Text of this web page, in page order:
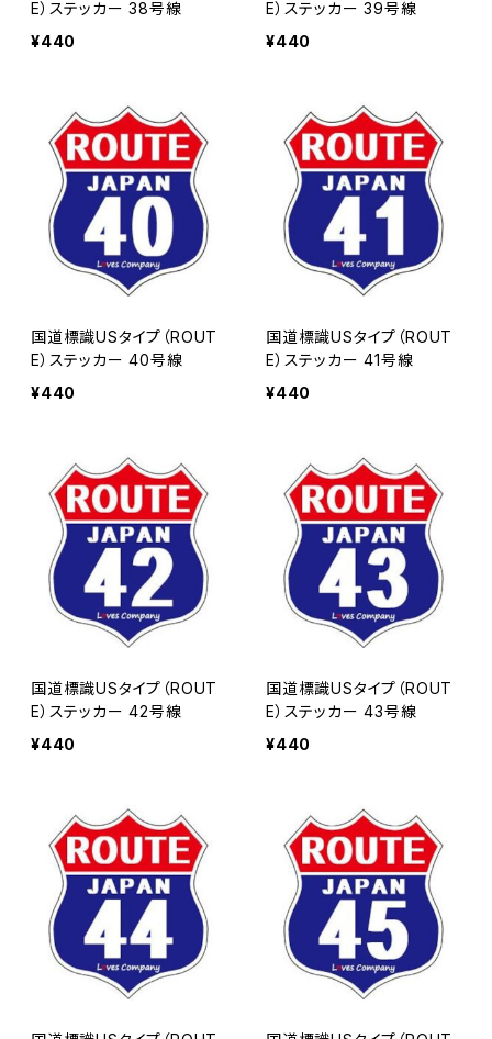
E）ステッカー 38号線
¥440
E）ステッカー 39号線
¥440
国道標識USタイプ（ROUT
E）ステッカー 40号線
¥440
国道標識USタイプ（ROUT
E）ステッカー 41号線
¥440
国道標識USタイプ（ROUT
E）ステッカー 42号線
¥440
国道標識USタイプ（ROUT
E）ステッカー 43号線
¥440